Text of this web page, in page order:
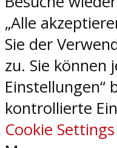
„Alle
Sie der
zu. Sie können
Einstellungen“
kontrollierte
Cookie Settings